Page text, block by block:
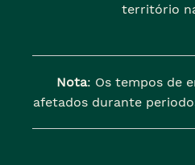
território
Nota: Os tempos de
afetados durante